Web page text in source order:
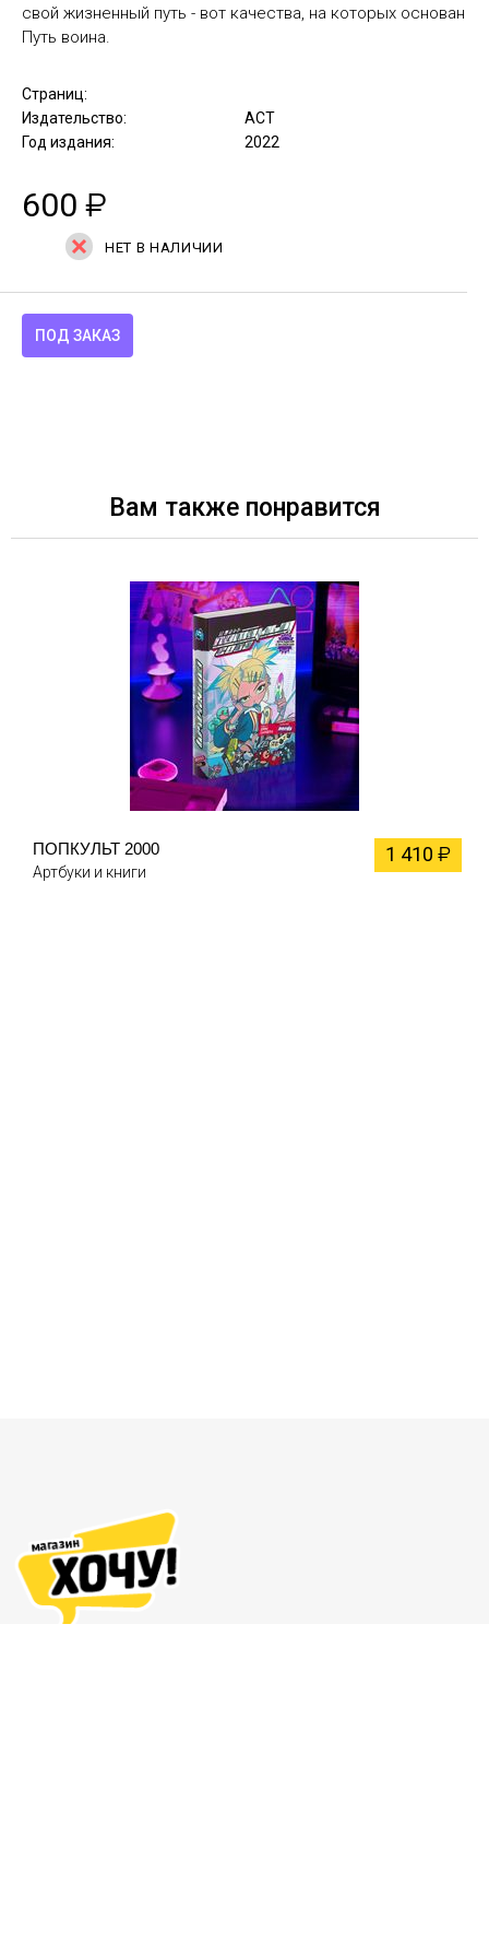
свой жизненный путь - вот качества, на которых основан
Путь воина.
Страниц:
Издательство:
АСТ
Год издания:
2022
600 ₽
НЕТ В НАЛИЧИИ
ПОД ЗАКАЗ
Вам также понравится
ПОПКУЛЬТ 2000 1 410 ₽
Артбуки и книги